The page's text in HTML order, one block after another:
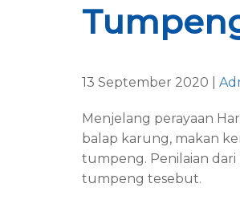
13 September 2020 |
Menjelang perayaan
balap karung, makan
tumpeng. Penilaian dari
tumpeng tesebut.